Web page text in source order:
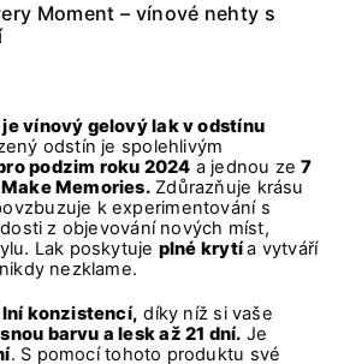
Moment – vínové nehty s
vínový gelový lak v odstínu
odstín je spolehlivým
podzim roku 2024 a jednou ze7
Memories.Zdůrazňuje krásu
k experimentování s
z objevování nových míst,
Lak poskytuje plné krytía vytváří
nezklame.
konzistencí, díky níž si vaše
barvu a lesk až 21 dní. Je
. S pomocí tohoto produktu své